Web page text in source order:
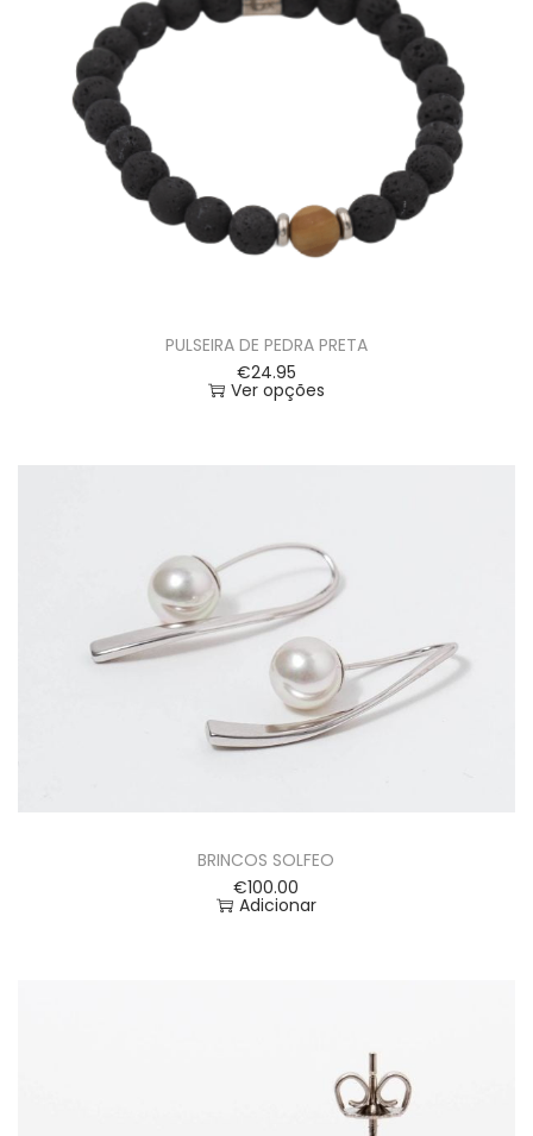
PULSEIRA DE PEDRA PRETA
€24.95
Ver opções
BRINCOS SOLFEO
€100.00
Adicionar